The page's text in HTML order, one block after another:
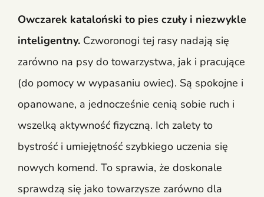
Owczarek kataloński to pies czuły i niezwykle
inteligentny. Czworonogi tej rasy nadają się
zarówno na psy do towarzystwa, jak i pracujące
(do pomocy w wypasaniu owiec). Są spokojne i
opanowane, a jednocześnie cenią sobie ruch i
wszelką aktywność fizyczną. Ich zalety to
bystrość i umiejętność szybkiego uczenia się
nowych komend. To sprawia, że doskonale
sprawdzą się jako towarzysze zarówno dla